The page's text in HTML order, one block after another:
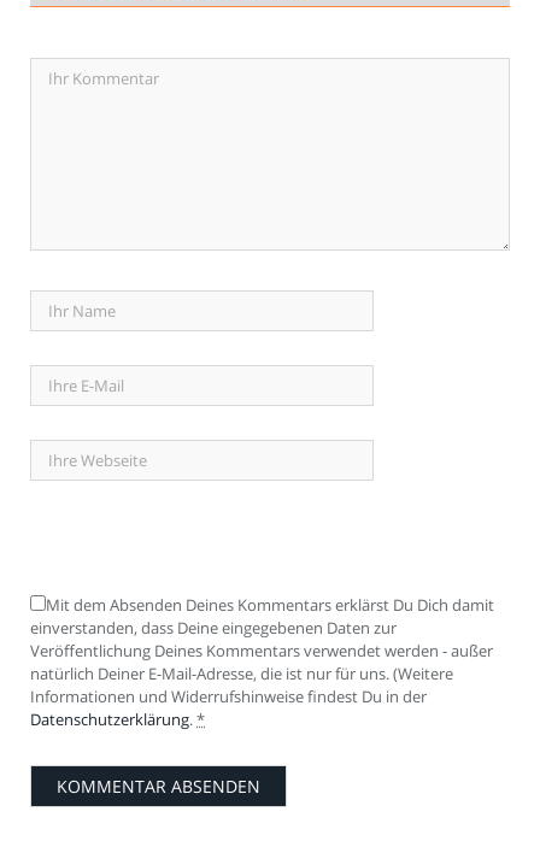
Mit dem Absenden Deines Kommentars erklärst Du Dich damit
einverstanden, dass Deine eingegebenen Daten zur
Veröffentlichung Deines Kommentars verwendet werden - außer
natürlich Deiner E-Mail-Adresse, die ist nur für uns. (Weitere
Informationen und Widerrufshinweise findest Du in der
Datenschutzerklärung.*